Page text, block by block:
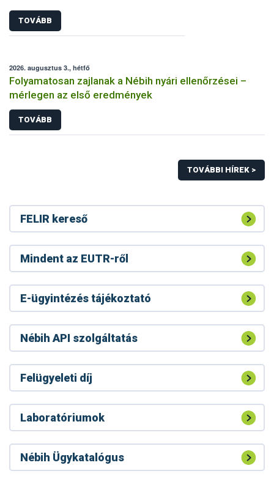
TOVÁBB
2026. augusztus 3., hétfő
Folyamatosan zajlanak a Nébih nyári ellenőrzései –
mérlegen az első eredmények
TOVÁBB
TOVÁBBI HÍREK >
FELIR kereső
Mindent az EUTR-ről
E-ügyintézés tájékoztató
Nébih API szolgáltatás
Felügyeleti díj
Laboratóriumok
Nébih Ügykatalógus